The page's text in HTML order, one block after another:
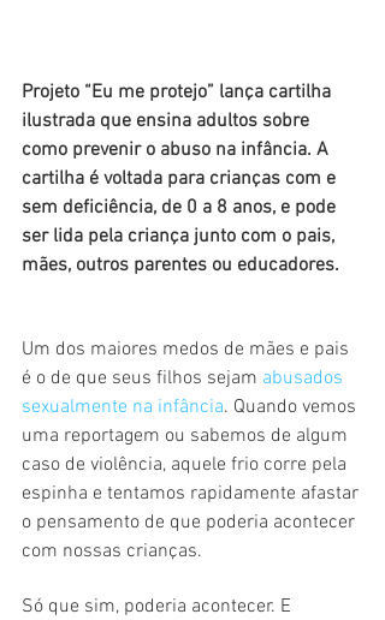
Projeto “Eu me protejo” lança cartilha
ilustrada que ensina adultos sobre
como prevenir o abuso na infância. A
cartilha é voltada para crianças com e
sem deficiência, de 0 a 8 anos, e pode
ser lida pela criança junto com o pais,
mães, outros parentes ou educadores.
Um dos maiores medos de mães e pais
é o de que seus filhos sejam abusados
sexualmente na infância. Quando vemos
uma reportagem ou sabemos de algum
caso de violência, aquele frio corre pela
espinha e tentamos rapidamente afastar
o pensamento de que poderia acontecer
com nossas crianças.
Só que sim, poderia acontecer. E